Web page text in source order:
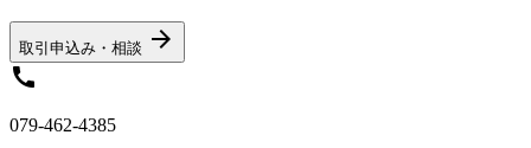
取引申込み・相談 arrow_forward
call
079-462-4385